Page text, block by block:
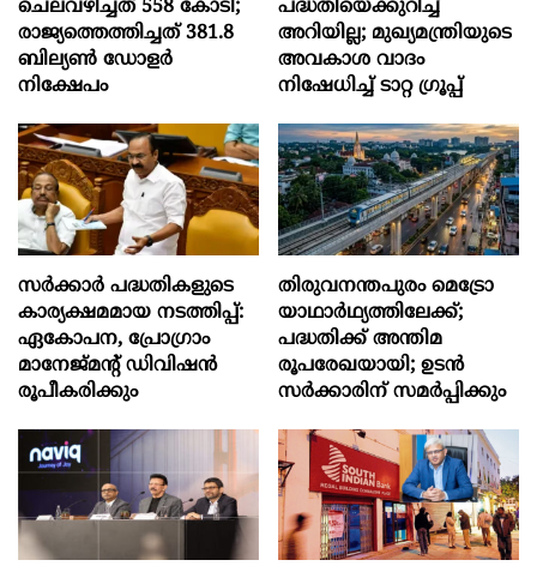
ചെലവഴിച്ചത് 558 കോടി;
രാജ്യത്തെത്തിച്ചത് 381.8
ബില്യൺ ഡോളർ
നിക്ഷേപം
പദ്ധതിയെക്കുറിച്ച്
അറിയില്ല; മുഖ്യമന്ത്രിയുടെ
അവകാശ വാദം
നിഷേധിച്ച് ടാറ്റ ഗ്രൂപ്പ്
സര്‍ക്കാര്‍ പദ്ധതികളുടെ
കാര്യക്ഷമമായ നടത്തിപ്പ്:
ഏകോപന, പ്രോഗ്രാം
മാനേജ്മന്‍റ് ഡിവിഷന്‍
രൂപീകരിക്കും
തിരുവനന്തപുരം മെട്രോ
യാഥാർഥ്യത്തിലേക്ക്;
പദ്ധതിക്ക് അന്തിമ
രൂപരേഖയായി; ഉടൻ
സർക്കാരിന് സമർപ്പിക്കും